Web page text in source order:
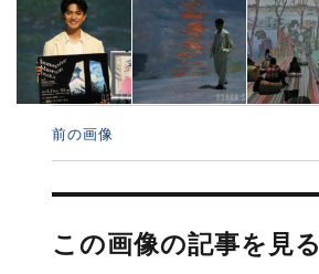
前の画像
投
ナ
ビ
この画像の記事を見る